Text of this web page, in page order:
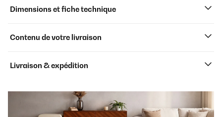
Dimensions et fiche technique
Contenu de votre livraison
Livraison & expédition